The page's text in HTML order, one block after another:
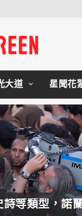
大道 星聞花
等類型，諾